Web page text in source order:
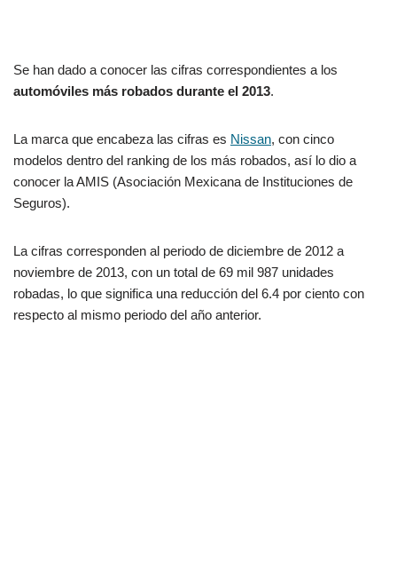
Se han dado a conocer las cifras correspondientes a los
automóviles más robados durante el 2013.
La marca que encabeza las cifras es Nissan, con cinco
modelos dentro del ranking de los más robados, así lo dio a
conocer la AMIS (Asociación Mexicana de Instituciones de
Seguros).
La cifras corresponden al periodo de diciembre de 2012 a
noviembre de 2013, con un total de 69 mil 987 unidades
robadas, lo que significa una reducción del 6.4 por ciento con
respecto al mismo periodo del año anterior.